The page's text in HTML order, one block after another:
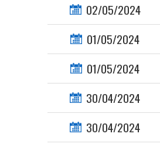
02/05/2024
01/05/2024
01/05/2024
30/04/2024
30/04/2024